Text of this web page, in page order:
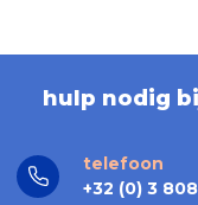
hulp nodig
telefoon
+32 (0) 3